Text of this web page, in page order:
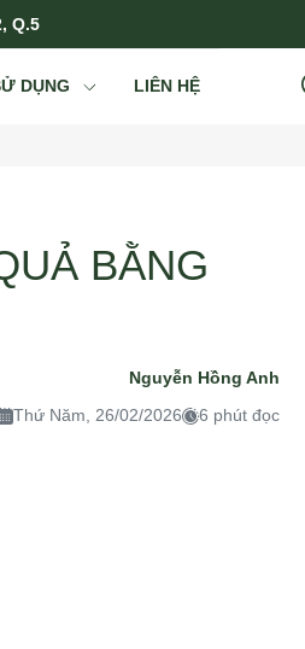
Q.5
DỤNG LIÊN HỆ
BẰNG
Nguyễn Hồng Anh
Thứ Năm, 26/02/2026
6 phút đọc